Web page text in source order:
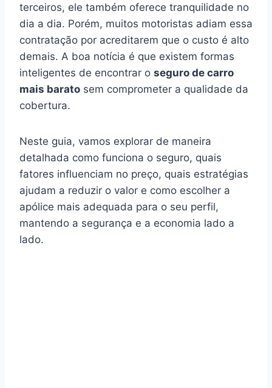
terceiros, ele também oferece tranquilidade no
dia a dia. Porém, muitos motoristas adiam essa
contratação por acreditarem que o custo é alto
demais. A boa notícia é que existem formas
inteligentes de encontrar o seguro de carro
mais barato sem comprometer a qualidade da
cobertura.
Neste guia, vamos explorar de maneira
detalhada como funciona o seguro, quais
fatores influenciam no preço, quais estratégias
ajudam a reduzir o valor e como escolher a
apólice mais adequada para o seu perfil,
mantendo a segurança e a economia lado a
lado.